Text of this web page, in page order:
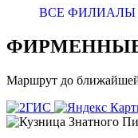
ВСЕ ФИЛИАЛЫ
Маршрут до